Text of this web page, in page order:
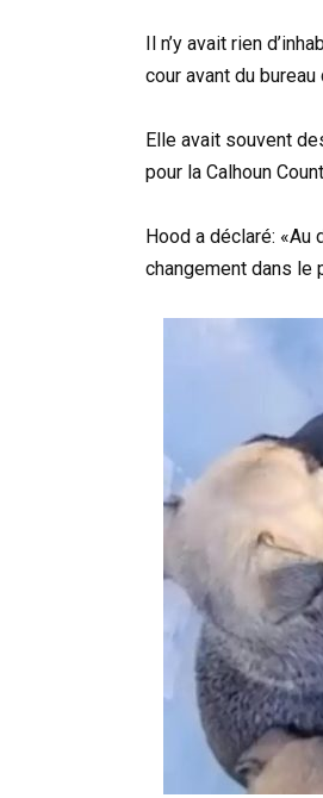
Il n’y avait rien
cour avant du bureau
Elle avait souvent
pour la Calhoun
Hood a déclaré: «Au
changement dans le